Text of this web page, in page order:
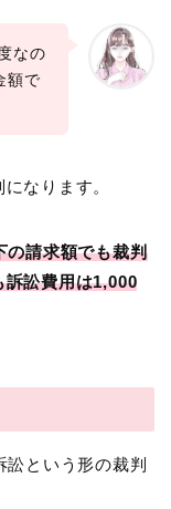
なの
額で
なります。
の請求額でも裁判
訴訟費用は1,000
という形の裁判